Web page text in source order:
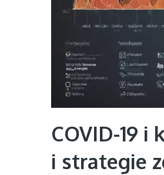
COVID-19
i strategie